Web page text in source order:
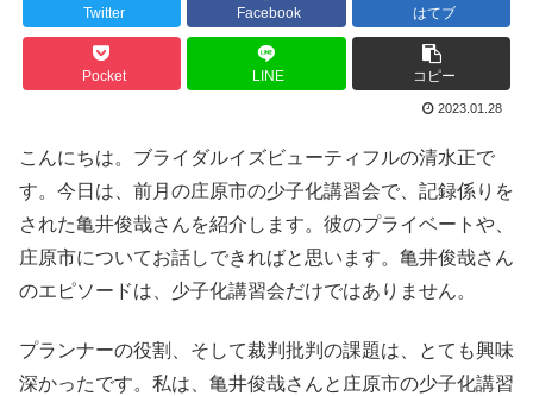
Twitter Facebook はてブ
Pocket LINE コピー
2023.01.28
こんにちは。ブライダルイズビューティフルの清水正で
す。今日は、前月の庄原市の少子化講習会で、記録係りを
された亀井俊哉さんを紹介します。彼のプライベートや、
庄原市についてお話しできればと思います。亀井俊哉さん
のエピソードは、少子化講習会だけではありません。
プランナーの役割、そして裁判批判の課題は、とても興味
深かったです。私は、亀井俊哉さんと庄原市の少子化講習